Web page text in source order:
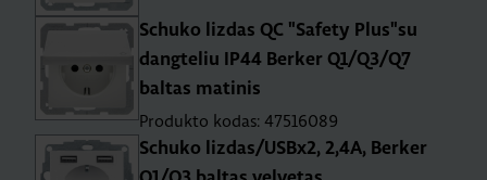
Schuko lizdas QC "Safety Plus"su
dangteliu IP44 Berker Q1/Q3/Q7
baltas matinis
Produkto kodas: 47516089
Schuko lizdas/USBx2, 2,4A, Berker